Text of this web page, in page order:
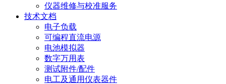
仪器维修与校准服务
技术文档
电子负载
可编程直流电源
电池模拟器
数字万用表
测试附件/配件
电工及通用仪表器件